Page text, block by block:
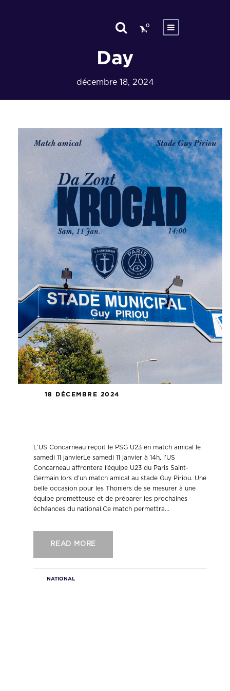
0
Day
décembre 18, 2024
18 DÉCEMBRE 2024
L’US Concarneau reçoit le PSG U23 en match amical le
samedi 11 janvierLe samedi 11 janvier à 14h, l’US
Concarneau affrontera l’équipe U23 du Paris Saint-
Germain lors d’un match amical au stade Guy Piriou. Une
belle occasion pour les Thoniers de se mesurer à une
équipe prometteuse et de préparer les prochaines
échéances du national.Ce match permettra...
READ MORE
NATIONAL